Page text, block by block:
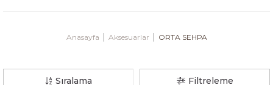
Anasayfa Aksesuarlar ORTA SEHPA
Filtreleme
Sıralama